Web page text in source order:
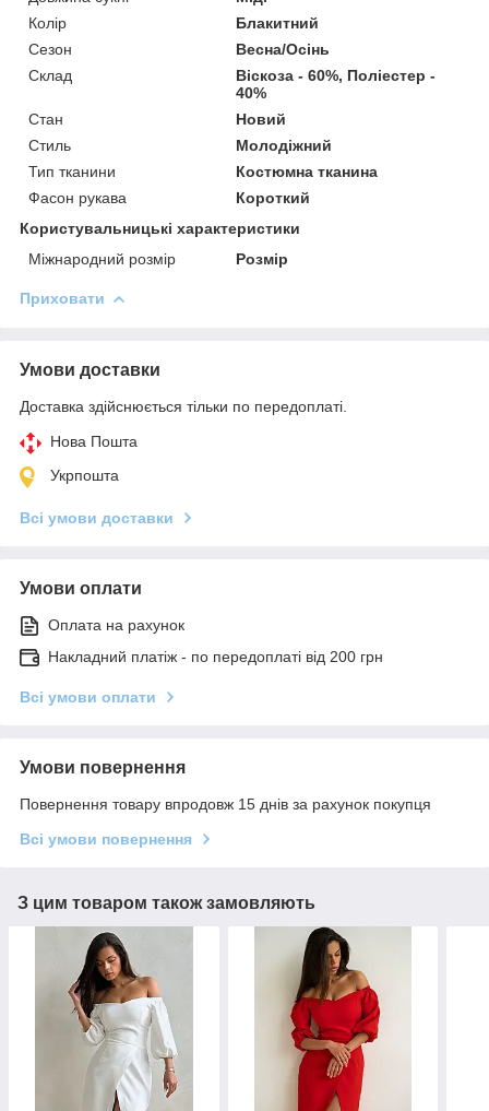
Колір
Блакитний
Сезон
Весна/Осінь
Склад
Віскоза - 60%, Поліестер -
40%
Стан
Новий
Стиль
Молодіжний
Тип тканини
Костюмна тканина
Фасон рукава
Короткий
Користувальницькі характеристики
Міжнародний розмір
Розмір
Приховати
Умови доставки
Доставка здійснюється тільки по передоплаті.
Нова Пошта
Укрпошта
Всі умови доставки
Умови оплати
Оплата на рахунок
Накладний платіж - по передоплаті від 200 грн
Всі умови оплати
Умови повернення
Повернення товару впродовж 15 днів за рахунок покупця
Всі умови повернення
З цим товаром також замовляють